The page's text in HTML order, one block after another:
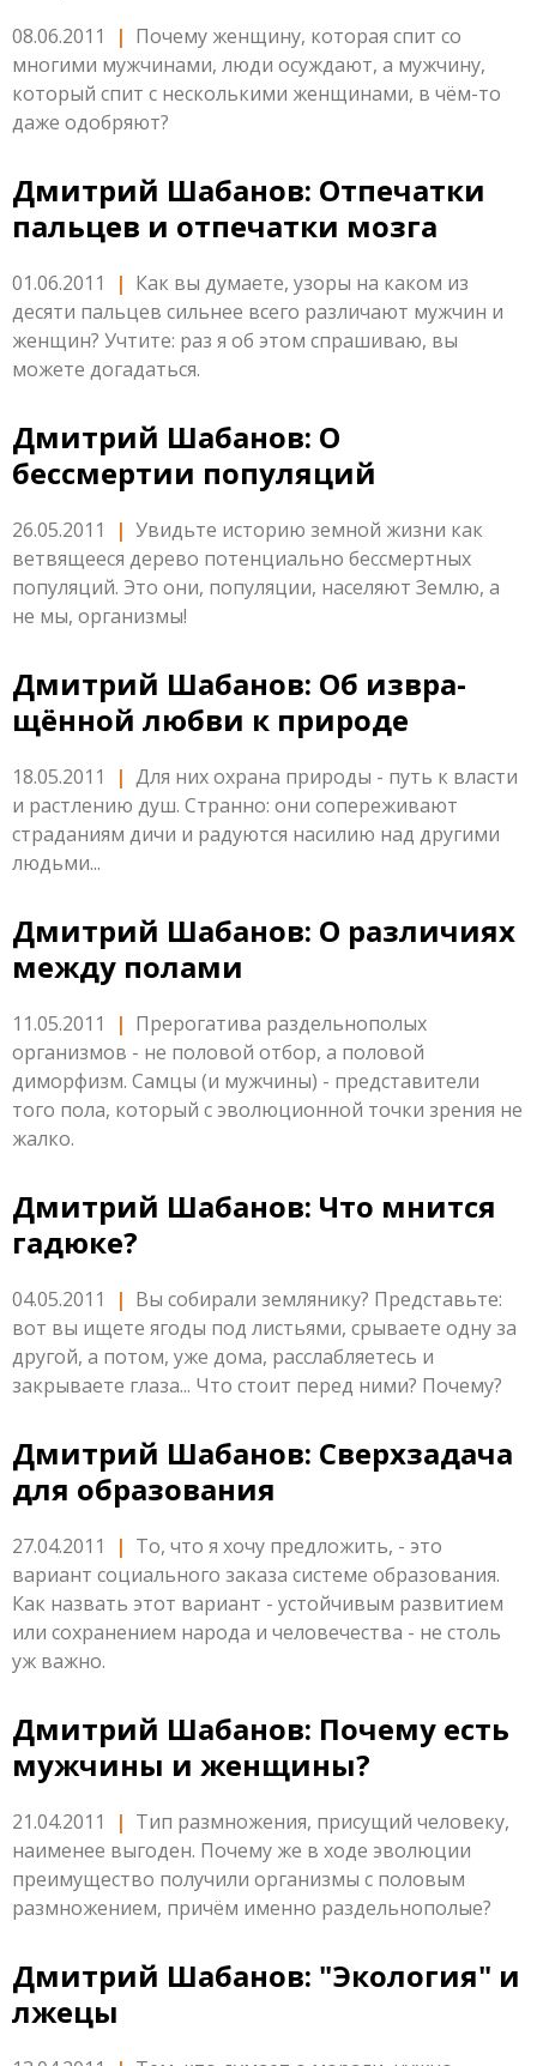
08.06.2011 | Почему женщину, которая спит со
многими мужчинами, люди осуждают, а мужчину,
который спит с несколькими женщинами, в чём-то
даже одобряют?
Дмитрий Шабанов: Отпечатки
пальцев и отпечатки мозга
01.06.2011 | Как вы думаете, узоры на каком из
десяти пальцев сильнее всего различают мужчин и
женщин? Учтите: раз я об этом спрашиваю, вы
можете догадаться.
Дмитрий Шабанов: О
бессмертии популяций
26.05.2011 | Увидьте историю земной жизни как
ветвящееся дерево потенциально бессмертных
популяций. Это они, популяции, населяют Землю, а
не мы, организмы!
Дмитрий Шабанов: Об извра­
щённой любви к природе
18.05.2011 | Для них охрана природы - путь к власти
и растлению душ. Странно: они сопереживают
страданиям дичи и радуются насилию над другими
людьми...
Дмитрий Шабанов: О различиях
между полами
11.05.2011 | Прерогатива раздельнополых
организмов - не половой отбор, а половой
диморфизм. Самцы (и мужчины) - представители
того пола, который с эволюционной точки зрения не
жалко.
Дмитрий Шабанов: Что мнится
гадюке?
04.05.2011 | Вы собирали землянику? Представьте:
вот вы ищете ягоды под листьями, срываете одну за
другой, а потом, уже дома, расслабляетесь и
закрываете глаза... Что стоит перед ними? Почему?
Дмитрий Шабанов: Сверхзадача
для образования
27.04.2011 | То, что я хочу предложить, - это
вариант социального заказа системе образования.
Как назвать этот вариант - устойчивым развитием
или сохранением народа и человечества - не столь
уж важно.
Дмитрий Шабанов: Почему есть
мужчины и женщины?
21.04.2011 | Тип размножения, присущий человеку,
наименее выгоден. Почему же в ходе эволюции
преимущество получили организмы с половым
размножением, причём именно раздельнополые?
Дмитрий Шабанов: "Экология" и
лжецы